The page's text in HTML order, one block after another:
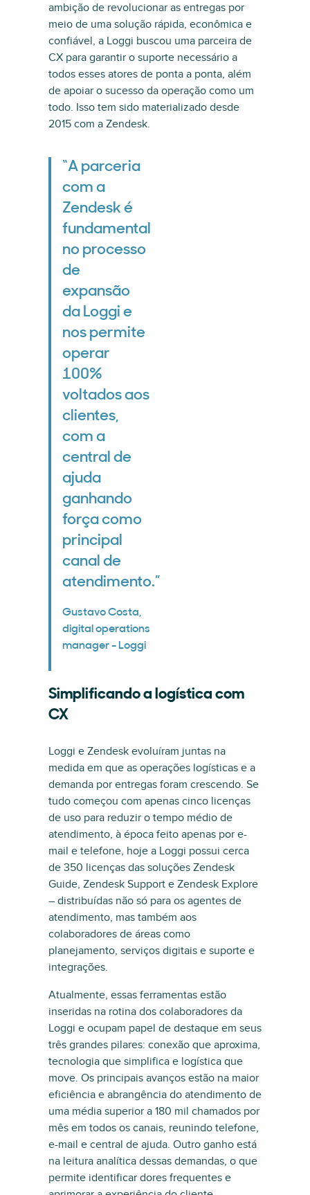
ambição de revolucionar as entregas por
meio de uma solução rápida, econômica e
confiável, a Loggi buscou uma parceira de
CX para garantir o suporte necessário a
todos esses atores de ponta a ponta, além
de apoiar o sucesso da operação como um
todo. Isso tem sido materializado desde
2015 com a Zendesk.
“A parceria
com a
Zendesk é
fundamental
no processo
de
expansão
da Loggi e
nos permite
operar
100%
voltados aos
clientes,
com a
central de
ajuda
ganhando
força como
principal
canal de
atendimento.”
Gustavo Costa,
digital operations
manager - Loggi
Simplificando a logística com
CX
Loggi e Zendesk evoluíram juntas na
medida em que as operações logísticas e a
demanda por entregas foram crescendo. Se
tudo começou com apenas cinco licenças
de uso para reduzir o tempo médio de
atendimento, à época feito apenas por e-
mail e telefone, hoje a Loggi possui cerca
de 350 licenças das soluções Zendesk
Guide, Zendesk Support e Zendesk Explore
– distribuídas não só para os agentes de
atendimento, mas também aos
colaboradores de áreas como
planejamento, serviços digitais e suporte e
integrações.
Atualmente, essas ferramentas estão
inseridas na rotina dos colaboradores da
Loggi e ocupam papel de destaque em seus
três grandes pilares: conexão que aproxima,
tecnologia que simplifica e logística que
move. Os principais avanços estão na maior
eficiência e abrangência do atendimento de
uma média superior a 180 mil chamados por
mês em todos os canais, reunindo telefone,
e-mail e central de ajuda. Outro ganho está
na leitura analítica dessas demandas, o que
permite identificar dores frequentes e